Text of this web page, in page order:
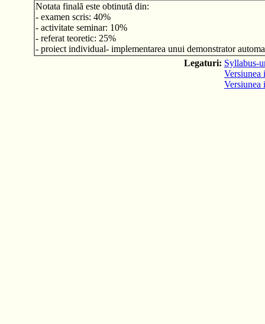
Notata finală este obtinută din:
- examen scris: 40%
- activitate seminar: 10%
- referat teoretic: 25%
- proiect individual- implementarea unui demonstrator
Legaturi: Syllabus-
Versiunea